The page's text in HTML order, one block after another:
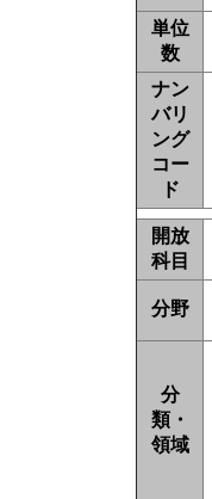
単位
数
ナン
バリ
ング
コー
ド
開放
科目
分野
分
類・
領域